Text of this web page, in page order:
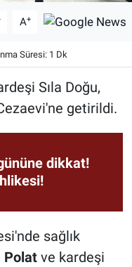
A+
Süresi: 1 Dk
Sıla Doğu,
getirildi.
dikkat!
sağlık
Polatve kardeşi